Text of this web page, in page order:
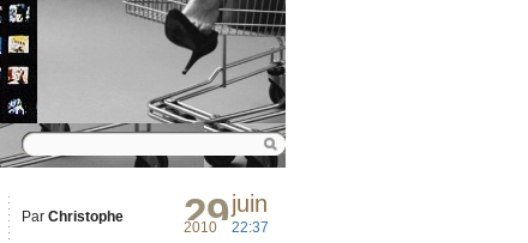
29juin
2010 22:37
Par Christophe